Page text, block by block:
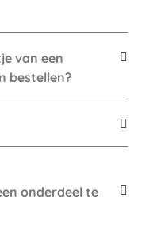
van een
bestellen?
onderdeel te